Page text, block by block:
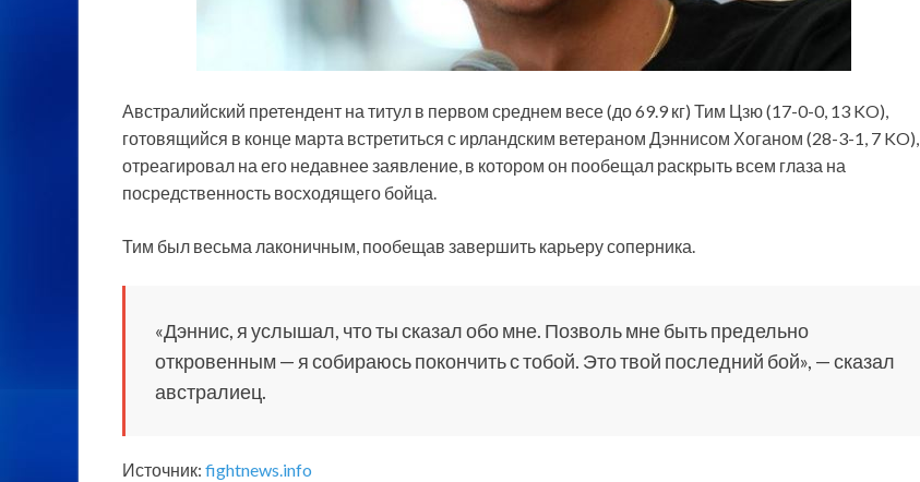
Австралийский претендент на титул в первом среднем весе (до 69.9 кг) Тим Цзю (17-0-0, 13 KO),
готовящийся в конце марта встретиться с ирландским ветераном Дэннисом Хоганом (28-3-1, 7 KO),
отреагировал на его недавнее заявление, в котором он пообещал раскрыть всем глаза на
посредственность восходящего бойца.
Тим был весьма лаконичным, пообещав завершить карьеру соперника.
«Дэннис, я услышал, что ты сказал обо мне. Позволь мне быть предельно
откровенным — я собираюсь покончить с тобой. Это твой последний бой», — сказал
австралиец.
Источник: fightnews.info